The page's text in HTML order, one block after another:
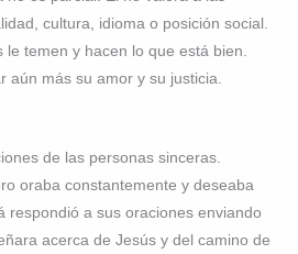
cultura, idioma o posición social.
le temen y hacen lo que está bien.
aún más su amor y su justicia.
de las personas sinceras.
oraba constantemente y deseaba
respondió a sus oraciones enviando
acerca de Jesús y del camino de